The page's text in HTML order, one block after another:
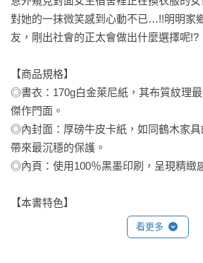
對她的一抹微笑感到心動不已…!!明明家
友，剛出社會的正太會做出什麼選擇呢!?
【商品規格】
◎書衣：170g白金萊尼紙，其布質紋理
傑作門面。
◎內封面：厚磅牛皮卡紙，如同鶴木家
帶來最沉穩的保護。
◎內頁：使用100％黑墨印刷，呈現精緻
【本書特色】
✦為《CAROLE & TUESDAY》、《巨獸
BULLBUSTER》擔綱人物原案的插畫之
看更多